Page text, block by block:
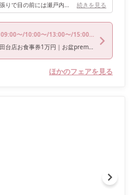
とにかく開放感があります。 ガラス張りで目の前には瀬戸内海が一望でき、会場によってはプールもついています。スクリーンがとても大きく迫力があります。 続きを見る
09:00〜/10:00〜/13:00〜/15:00〜/17:00〜
5組限定★ZonaITALIA古田台店お食事券1万円｜お盆premium瀬戸内の絶景W｜黒毛和牛6品試食＆160万優待*ギフト1万
ほかのフェアを見る